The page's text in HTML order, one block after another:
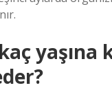
yaşına